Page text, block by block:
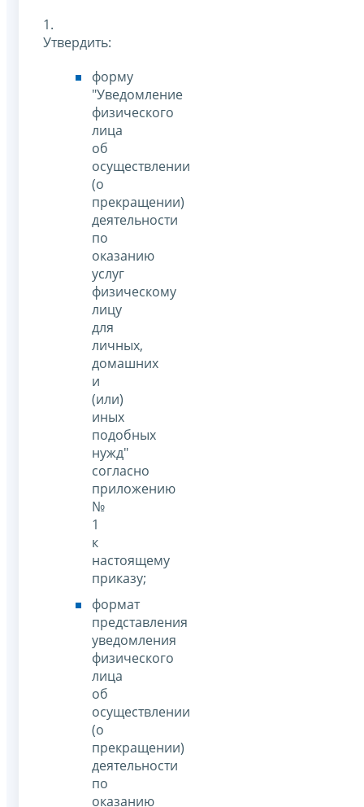
1.
Утвердить:
форму
"Уведомление
физического
лица
об
осуществлении
(о
прекращении)
деятельности
по
оказанию
услуг
физическому
лицу
для
личных,
домашних
и
(или)
иных
подобных
нужд"
согласно
приложению
№
1
к
настоящему
приказу;
формат
представления
уведомления
физического
лица
об
осуществлении
(о
прекращении)
деятельности
по
оказанию